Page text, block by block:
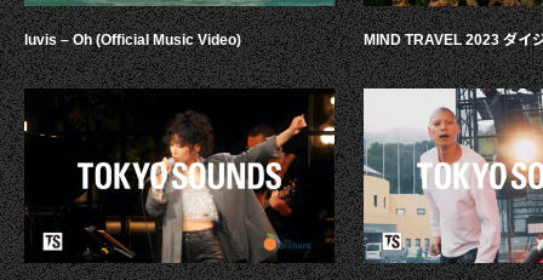
luvis – Oh (Official Music Video) MIND TRAVEL 2023 ダイ